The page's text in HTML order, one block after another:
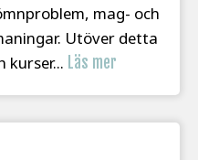
mag- och
Utöver detta
kurser... Läs mer